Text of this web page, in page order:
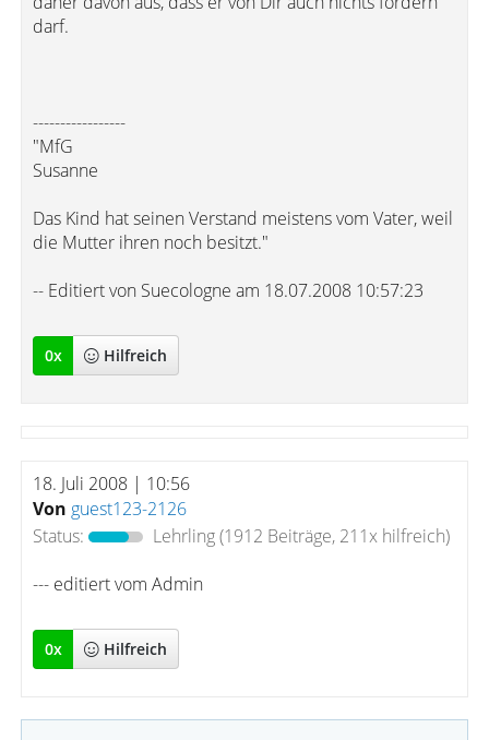
darf.
-----------------
"MfG
Susanne
Das Kind hat seinen Verstand meistens vom Vater, weil
die Mutter ihren noch besitzt."
-- Editiert von Suecologne am 18.07.2008 10:57:23
0x Hilfreich
18. Juli 2008 | 10:56
Von guest123-2126
Status:
Lehrling(1912 Beiträge, 211x hilfreich)
--- editiert vom Admin
0x Hilfreich